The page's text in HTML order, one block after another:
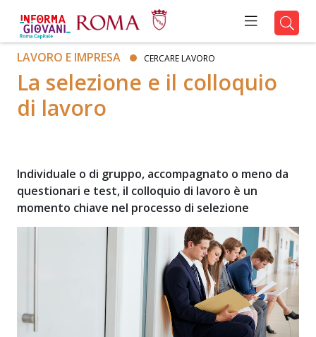
LAVORO E IMPRESA CERCARE LAVORO
La selezione e il colloquio
di lavoro
Individuale o di gruppo, accompagnato o meno da
questionari e test, il colloquio di lavoro è un
momento chiave nel processo di selezione